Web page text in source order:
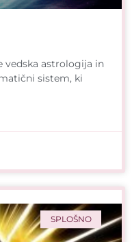
vedska astrologija in
sistem, ki
SPLOŠNO